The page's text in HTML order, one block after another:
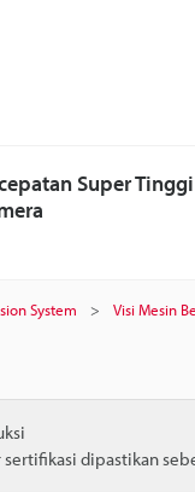
Super Tinggi
System Visi Mesin
sertifikasi dipastikan